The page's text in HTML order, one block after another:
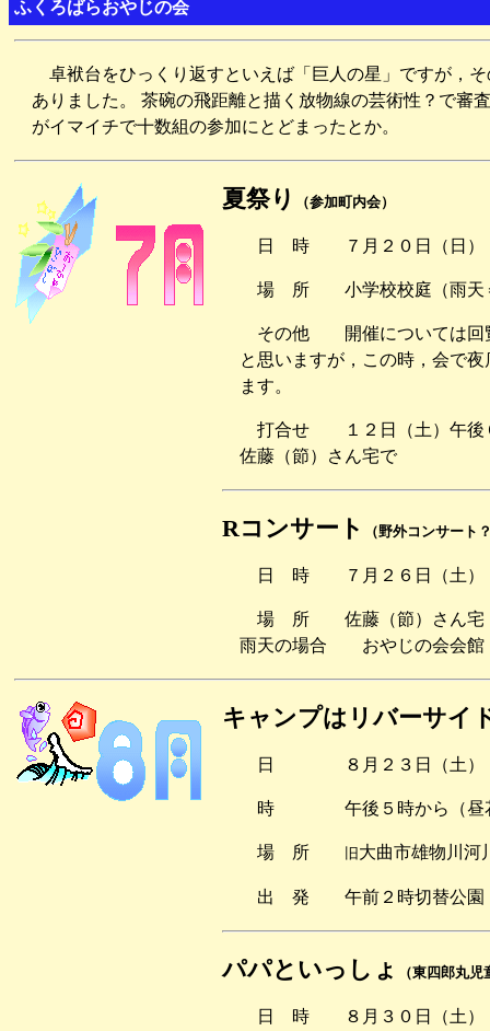
ふくろばらおやじの会
卓袱台をひっくり返すといえば「巨人の星」ですが，
ありました。 茶碗の飛距離と描く放物線の芸術性？で審
がイマイチで十数組の参加にとどまったとか。
夏祭り （参加町内会）
日 時 ７月２０日（日）
場 所 小学校校庭（雨天
その他 開催については回
と思いますが，この時，会で
ます。
打合せ １２日（土）午後
佐藤（節）さん宅で
Rコンサート （野外コンサート
日 時 ７月２６日（土）
場 所 佐藤（節）さん宅
雨天の場合 おやじの会会館
キャンプはリバーサイ
日 ８月２３日（土）
時 午後５時から（昼花
場 所 旧 大曲市雄物川河
出 発 午前２時切替公園
パパといっしょ （東四郎丸
日 時 ８月３０日（土）